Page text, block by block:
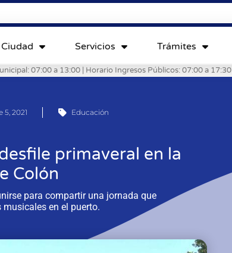
Ciudad Servicios Trámites
07:00 a 13:00 | Horario Ingresos Públicos: 07:00 a 17:30
5, 2021 Educación
primaveral en la
Colón
para compartir una jornada que
en el puerto.